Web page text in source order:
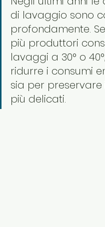
di lavaggio sono
profondamente.
più produttori
lavaggi a 30° o
ridurre i consumi
sia per preservare
più delicati.